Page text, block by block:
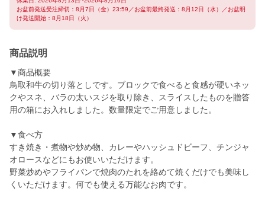
お盆前発送受注締切：8月7日（金）23:59／お盆前最終発送：8月12日（水）／お盆明
け発送開始：8月18日（火）
商品説明
▼商品概要
鳥取和牛の切り落としです。ブロックで食べると食感が硬いネッ
クやスネ、バラの太いスジを取り除き、スライスしたものを贈答
用の箱にお入れしました。数量限定でご用意しました。
▼食べ方
すき焼き・煮物や炒め物、カレーやハッシュドビーフ、チンジャ
オロースなどにもお使いいただけます。
野菜炒めやフライパンで焼肉のたれを絡めて焼くだけでも美味し
くいただけます。何でも使える万能なお肉です。